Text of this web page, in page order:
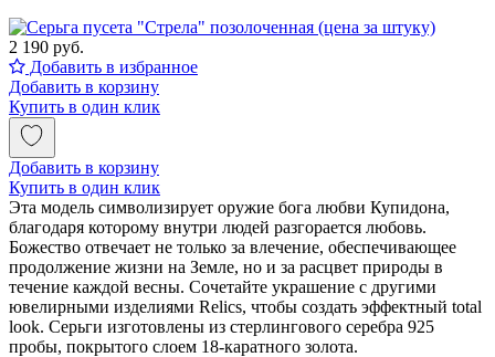
2 190 руб.
Добавить в избранное
Добавить в корзину
Купить в один клик
Добавить в корзину
Купить в один клик
Эта модель символизирует оружие бога любви Купидона,
благодаря которому внутри людей разгорается любовь.
Божество отвечает не только за влечение, обеспечивающее
продолжение жизни на Земле, но и за расцвет природы в
течение каждой весны. Сочетайте украшение с другими
ювелирными изделиями Relics, чтобы создать эффектный total
look. Серьги изготовлены из стерлингового серебра 925
пробы, покрытого слоем 18-каратного золота.